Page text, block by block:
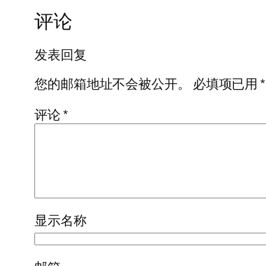
评论
发表回复
您的邮箱地址不会被公开。
必填项已用*
评论*
显示名称